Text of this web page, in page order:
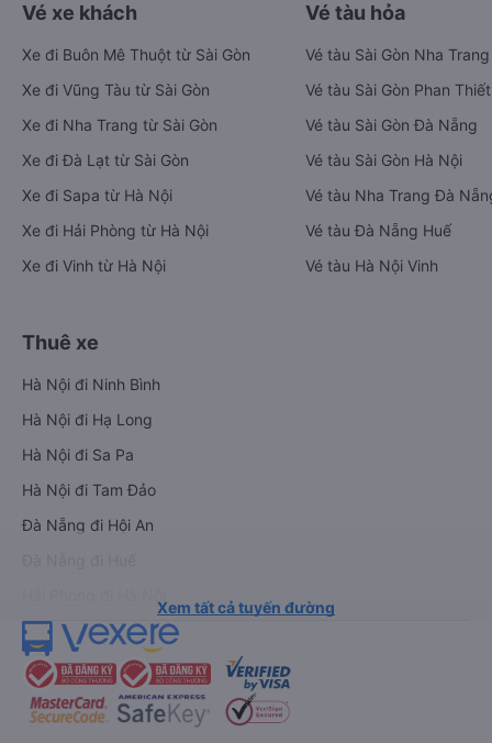
Vé xe khách
Xe đi Buôn Mê Thuột từ Sài Gòn
Xe đi Vũng Tàu từ Sài Gòn
Xe đi Nha Trang từ Sài Gòn
Xe đi Đà Lạt từ Sài Gòn
Xe đi Sapa từ Hà Nội
Xe đi Hải Phòng từ Hà Nội
Xe đi Vinh từ Hà Nội
Vé tàu hỏa
Vé tàu Sài Gòn Nha Trang
Vé tàu Sài Gòn Phan Thiết
Vé tàu Sài Gòn Đà Nẵng
Vé tàu Sài Gòn Hà Nội
Vé tàu Nha Trang Đà
Vé tàu Đà Nẵng Huế
Vé tàu Hà Nội Vinh
Thuê xe
Hà Nội đi Ninh Bình
Hà Nội đi Hạ Long
Hà Nội đi Sa Pa
Hà Nội đi Tam Đảo
Đà Nẵng đi Hội An
Xem tất cả tuyến đường